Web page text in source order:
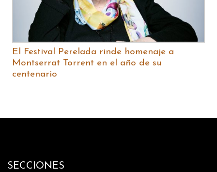
El Festival Perelada rinde homenaje a
Montserrat Torrent en el año de su
centenario
SECCIONES